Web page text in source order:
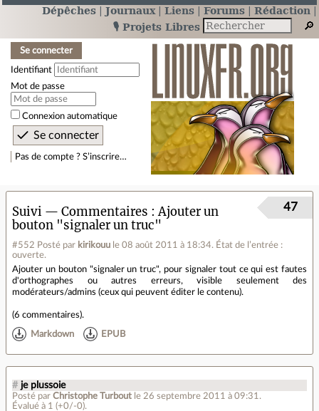
Dépêches Journaux Liens Forums
Rédaction
🎙️ Projets Libres
Se connecter
Identifiant
Mot de passe
Connexion automatique
Pas de compte ? S’inscrire…
Suivi — Commentaires
Ajouter un
bouton "signaler un truc"
#552 Posté par kirikouu le 08 août 2011 à 18:34. État de l’entrée :
ouverte.
47
Ajouter un bouton "signaler un truc", pour signaler tout ce qui est fautes
d'orthographes ou autres erreurs, visible seulement des
modérateurs/admins (ceux qui peuvent éditer le contenu).
(6 commentaires).
Markdown EPUB
# je plussoie
Posté par Christophe Turbout le 26 septembre 2011 à 09:31 .
Évalué à 1 (+0/-0).